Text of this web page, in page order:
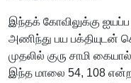
இந்தக் கோவிலுக்கு
அணிந்து பய பக்தியுடன்
முதலில் குரு சாமி
இந்த மாலை 54, 108